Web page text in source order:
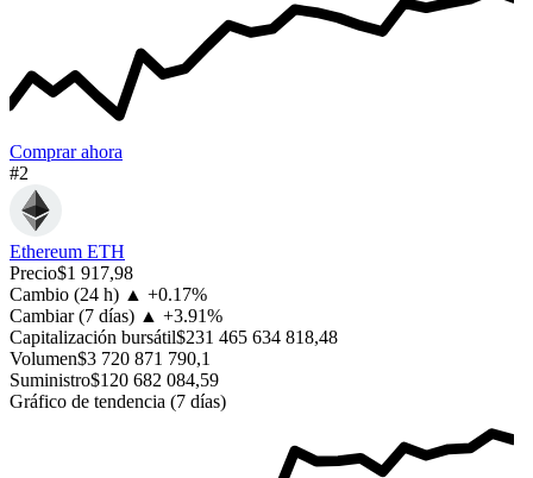
Comprar ahora
#2
Ethereum ETH
Precio$1 917,98
Cambio (24 h) ▲ +0.17%
Cambiar (7 días) ▲ +3.91%
Capitalización bursátil$231 465 634 818,48
Volumen$3 720 871 790,1
Suministro$120 682 084,59
Gráfico de tendencia (7 días)